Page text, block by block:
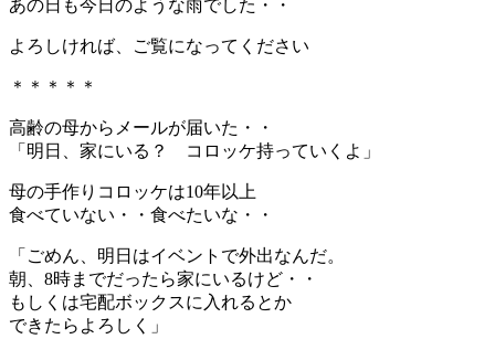
あの日も今日のような雨でした・・
よろしければ、ご覧になってください
＊＊＊＊＊
高齢の母からメールが届いた・・
「明日、家にいる？ コロッケ持っていくよ」
母の手作りコロッケは10年以上
食べていない・・食べたいな・・
「ごめん、明日はイベントで外出なんだ。
朝、8時までだったら家にいるけど・・
もしくは宅配ボックスに入れるとか
できたらよろしく」